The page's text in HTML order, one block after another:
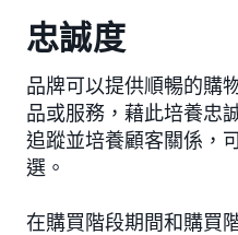
忠誠度
品牌可以提供順暢的購
品或服務，藉此培養忠
追蹤並培養顧客關係，
選。
在購買階段期間和購買